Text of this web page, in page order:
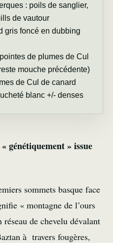
: poils de sanglier,
de vautour
gris foncé en dubbing
de plumes de Cul
mouche précédente)
de Cul de canard
blanc +/- denses
génétiquement » issue
sommets basque face
« montagne de l’ours
réseau de chevelu dévalant
à travers fougères,